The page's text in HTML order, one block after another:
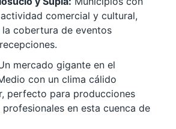
comercial y cultural,
la cobertura de eventos
mercado gigante en el
con un clima cálido
perfecto para producciones
en esta cuenca de